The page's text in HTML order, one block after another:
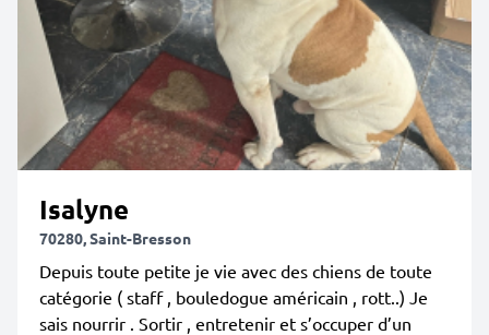
Isalyne
70280, Saint-Bresson
Depuis toute petite je vie avec des chiens de toute
catégorie ( staff , bouledogue américain , rott..) Je
sais nourrir . Sortir , entretenir et s’occuper d’un